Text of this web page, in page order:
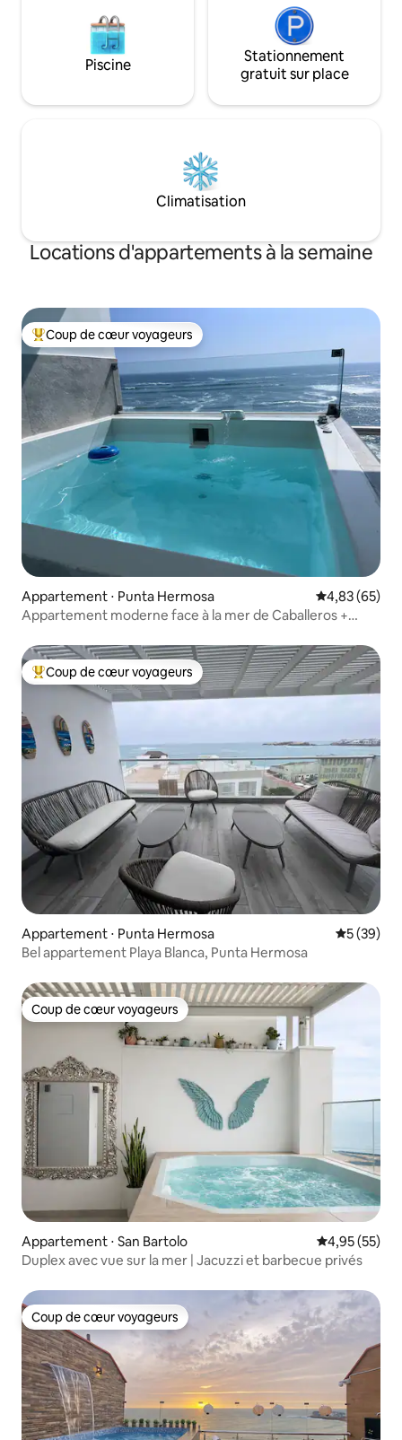
Piscine
Stationnement
gratuit sur place
Climatisation
Locations d'appartements à la semaine
Coups de cœur voyageurs les plus appréciés
Coup de cœur voyageurs
Appartement ⋅ Punta Hermosa Évaluation
4,83 (65)
Appartement moderne face à la mer de Caballeros +
Coups de cœur voyageurs les plus appréciés
Coup de cœur voyageurs
Appartement ⋅ Punta Hermosa
5 (39)
Bel appartement Playa Blanca, Punta Hermosa
Coup de cœur voyageurs
Coup de cœur voyageurs
Appartement ⋅ San Bartolo Évaluation
4,95 (55)
Duplex avec vue sur la mer | Jacuzzi et barbecue privés
Coup de cœur voyageurs
Coup de cœur voyageurs